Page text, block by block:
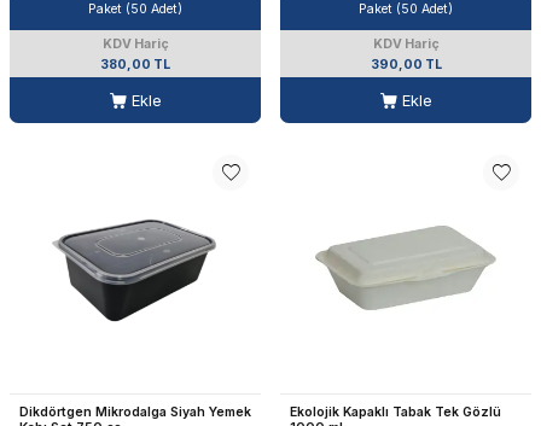
Paket (50 Adet)
KDV Hariç
380,00 TL
Ekle
Paket (50 Adet)
KDV Hariç
390,00 TL
Ekle
Dikdörtgen Mikrodalga Siyah Yemek
Ekolojik Kapaklı Tabak Tek Gözlü